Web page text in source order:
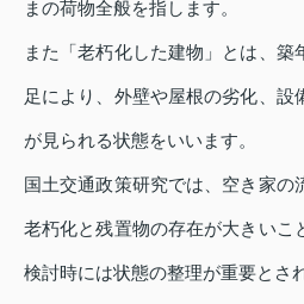
まの荷物全般を指します。
また「老朽化した建物」とは、築
足により、外壁や屋根の劣化、設
が見られる状態をいいます。
国土交通政策研究では、空き家の
老朽化と残置物の存在が大きいこ
検討時には状態の整理が重要とさ